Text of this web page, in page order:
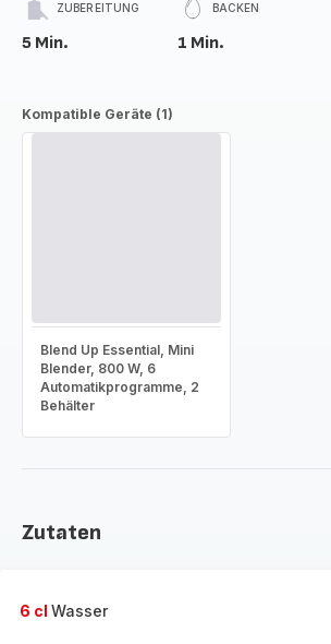
ZUBEREITUNG
5 Min.
BACKEN
1 Min.
Kompatible Geräte (1)
Blend Up Essential, Mini
Blender, 800 W, 6
Automatikprogramme, 2
Behälter
Zutaten
6 cl Wasser